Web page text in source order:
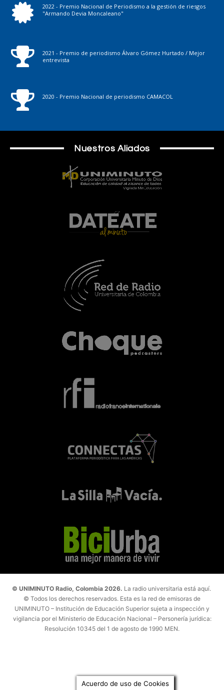
2022 - Premio Nacional de Periodismo a la gestión de riesgos
"Armando Devia Moncaleano"
2021 - Premio de periodismo Álvaro Gómez Hurtado / Mejor
entrevista
2020 - Premio Nacional de periodismo CAMACOL
Nuestros Aliados
© UNIMINUTO Radio, Colombia 2026. La radio universitaria está aquí.
© Todos los derechos reservados. Esta es la red de emisoras de
UNIMINUTO – Institución de Educación Superior sujeta a inspección y
vigilancia por el Ministerio de Educación Nacional – Personería jurídica:
Resolución 10345 del 1 de agosto de 1990 MEN.
Acuerdo de uso de Cookies